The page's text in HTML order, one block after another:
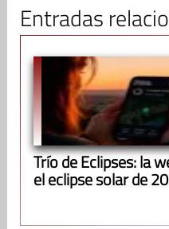
Entradas
Trío de Eclipses: la
el eclipse solar de